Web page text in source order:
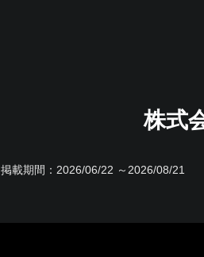
株式
掲載期間： 2026/06/22 ～2026/08/21